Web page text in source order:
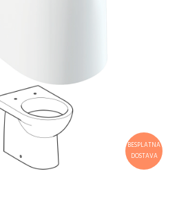
BESPLATNA
DOSTAVA